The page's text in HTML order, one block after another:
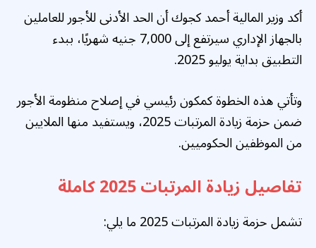
أكد وزير المالية أحمد كجوك أن الحد الأدنى للأجور للعاملين
بالجهاز الإداري سيرتفع إلى 7,000 جنيه شهريًا، ببدء
التطبيق بداية يوليو 2025.
وتأتي هذه الخطوة كمكون رئيسي في إصلاح منظومة الأجور
ضمن حزمة زيادة المرتبات 2025، ويستفيد منها الملايين
من الموظفين الحكوميين.
تفاصيل زيادة المرتبات 2025 كاملة
تشمل حزمة زيادة المرتبات 2025 ما يلي: